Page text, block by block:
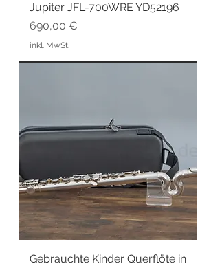
Jupiter JFL-700WRE YD52196
Preis
690,00 €
inkl. MwSt.
Gebrauchte Kinder Querflöte in